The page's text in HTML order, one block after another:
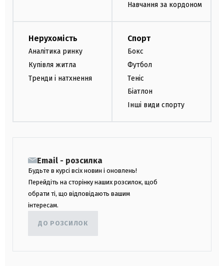
Навчання за кордоном
Нерухомість
Аналітика ринку
Купівля житла
Тренди і натхнення
Спорт
Бокс
Футбол
Теніс
Біатлон
Інші види спорту
Email - розсилка
Будьте в курсі всіх новин і оновлень!
Перейдіть на сторінку наших розсилок, щоб
обрати ті, що відповідають вашим
інтересам.
ДО РОЗСИЛОК